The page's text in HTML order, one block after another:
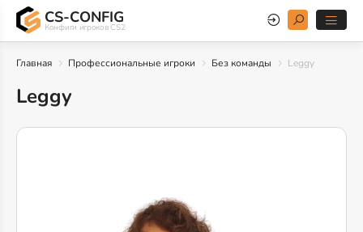
CS-CONFIG
Конфиги игроков CS2
Главная Профессиональные игроки Без команды Leggy
Leggy